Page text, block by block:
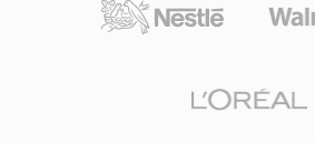
sıfır nesil kaybıdır: MP3 veya
çalışma formatı olarak